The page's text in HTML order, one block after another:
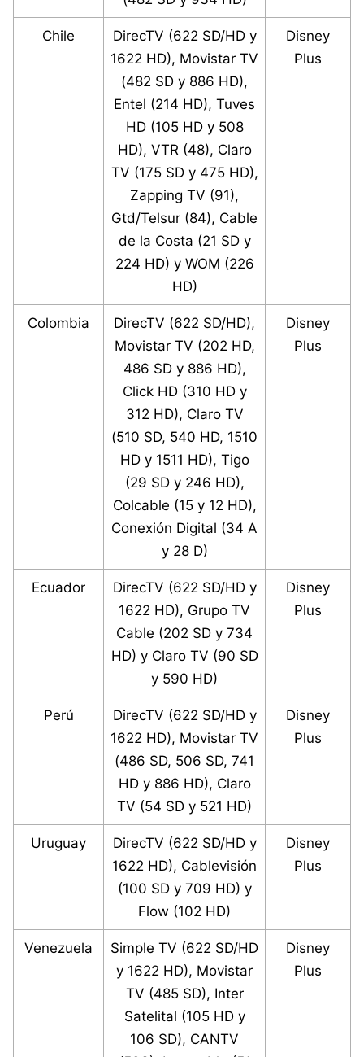
Chile
DirecTV (622 SD/HD y
1622 HD), Movistar TV
(482 SD y 886 HD),
Entel (214 HD), Tuves
HD (105 HD y 508
HD), VTR (48), Claro
TV (175 SD y 475 HD),
Zapping TV (91),
Gtd/Telsur (84), Cable
de la Costa (21 SD y
224 HD) y WOM (226
HD)
Disney
Plus
Colombia
DirecTV (622 SD/HD),
Movistar TV (202 HD,
486 SD y 886 HD),
Click HD (310 HD y
312 HD), Claro TV
(510 SD, 540 HD, 1510
HD y 1511 HD), Tigo
(29 SD y 246 HD),
Colcable (15 y 12 HD),
Conexión Digital (34 A
y 28 D)
Disney
Plus
Ecuador
DirecTV (622 SD/HD y
1622 HD), Grupo TV
Cable (202 SD y 734
HD) y Claro TV (90 SD
y 590 HD)
Disney
Plus
Perú
DirecTV (622 SD/HD y
1622 HD), Movistar TV
(486 SD, 506 SD, 741
HD y 886 HD), Claro
TV (54 SD y 521 HD)
Disney
Plus
Uruguay
DirecTV (622 SD/HD y
1622 HD), Cablevisión
(100 SD y 709 HD) y
Flow (102 HD)
Disney
Plus
Venezuela
Simple TV (622 SD/HD
y 1622 HD), Movistar
TV (485 SD), Inter
Satelital (105 HD y
106 SD), CANTV
Disney
Plus